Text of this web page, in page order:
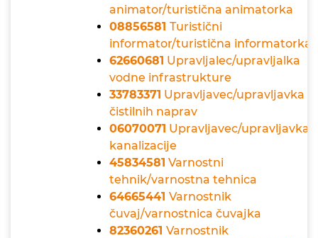
animator/turistična animatorka
08856581 Turistični
informator/turistična informatorka
62660681 Upravljalec/upravljalka
vodne infrastrukture
33783371 Upravljavec/upravljavka
čistilnih naprav
06070071 Upravljavec/upravljavka
kanalizacije
45834581 Varnostni
tehnik/varnostna tehnica
64665441 Varnostnik
čuvaj/varnostnica čuvajka
82360261 Varnostnik